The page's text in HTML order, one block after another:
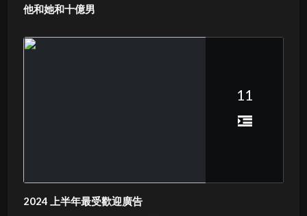
他和她和十億男
11
2024 上半年最受歡迎廣告